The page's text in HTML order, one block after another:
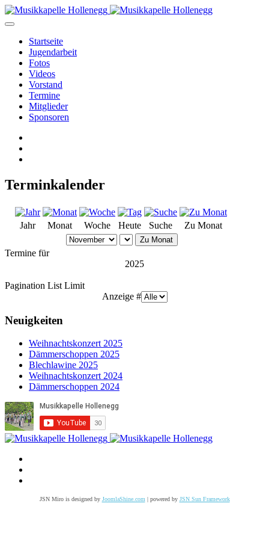
Startseite
Jugendarbeit
Fotos
Videos
Vorstand
Termine
Mitglieder
Sponsoren
Terminkalender
Jahr Monat Woche Heute Suche Zu Monat
Zu Monat
Termine für
2025
Pagination List Limit
Anzeige #
Neuigkeiten
Weihnachtskonzert 2025
Dämmerschoppen 2025
Blechlawine 2025
Weihnachtskonzert 2024
Dämmerschoppen 2024
JSN Miro is designed by JoomlaShine.com| powered by JSN Sun Framework